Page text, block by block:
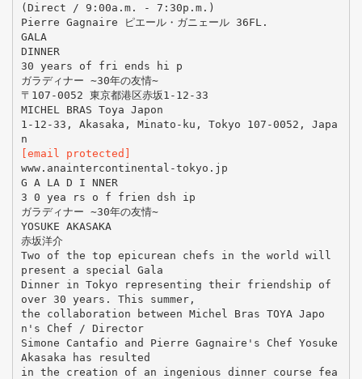
(Direct / 9:00a.m. - 7:30p.m.)
Pierre Gagnaire ピエール・ガニェール 36FL.
GALA
DINNER
30 years of fri ends hi p
ガラディナー ∼30年の友情∼
〒107-0052 東京都港区赤坂1-12-33
MICHEL BRAS Toya Japon
1-12-33, Akasaka, Minato-ku, Tokyo 107-0052, Japa
[email protected]
www.anaintercontinental-tokyo.jp
G A LA D I NNER
3 0 yea rs o f frien dsh ip
ガラディナー ∼30年の友情∼
YOSUKE AKASAKA
赤坂洋介
Two of the top epicurean chefs in the world will
present a special Gala
Dinner in Tokyo representing their friendship of
over 30 years. This summer,
the collaboration between Michel Bras TOYA Japo
n's Chef / Director
Simone Cantafio and Pierre Gagnaire's Chef Yosuke
Akasaka has resulted
in the creation of an ingenious dinner course fea